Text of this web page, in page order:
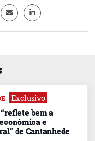
Exclusivo
bem a
e
de Cantanhede